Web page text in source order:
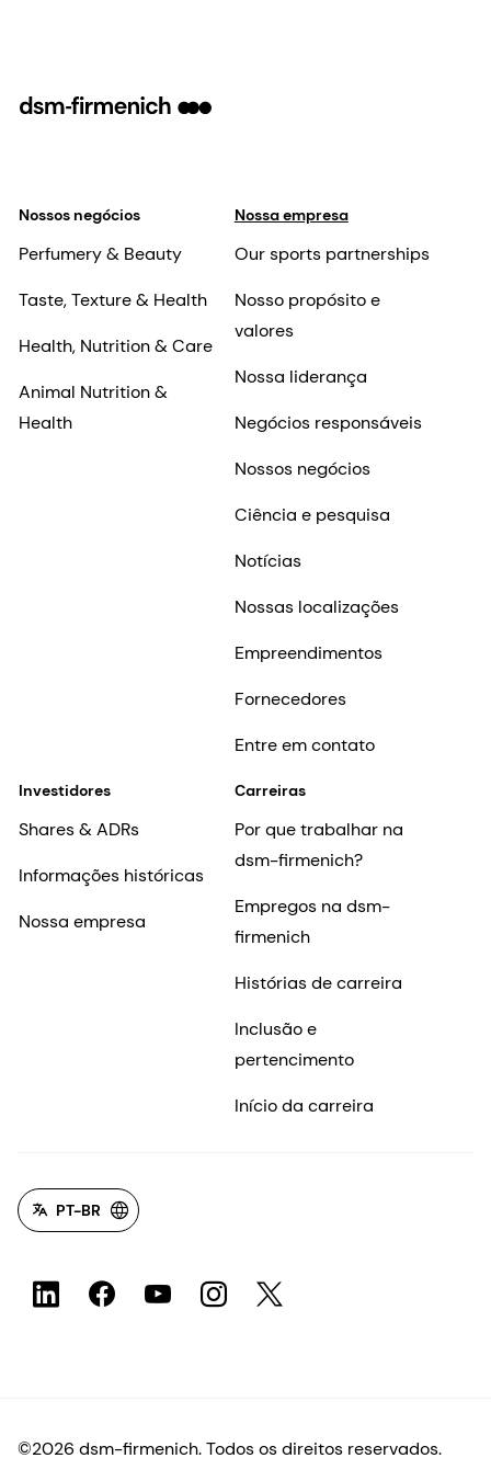
Nossos negócios
Perfumery & Beauty
Taste, Texture & Health
Health, Nutrition & Care
Animal Nutrition &
Health
Nossa empresa
Our sports partnerships
Nosso propósito e
valores
Nossa liderança
Negócios responsáveis
Nossos negócios
Ciência e pesquisa
Notícias
Nossas localizações
Empreendimentos
Fornecedores
Entre em contato
Investidores
Shares & ADRs
Informações históricas
Nossa empresa
Carreiras
Por que trabalhar na
dsm-firmenich?
Empregos na dsm-
firmenich
Histórias de carreira
Inclusão e
pertencimento
Início da carreira
PT-BR
©2026 dsm-firmenich. Todos os direitos reservados.